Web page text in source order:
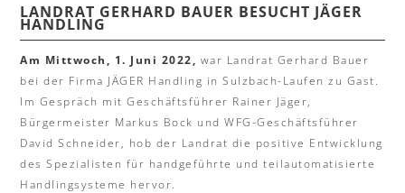
LANDRAT GERHARD BAUER BESUCHT JÄGER
HANDLING
Am Mittwoch, 1. Juni 2022, war Landrat Gerhard Bauer
bei der Firma JÄGER Handling in Sulzbach-Laufen zu Gast.
Im Gespräch mit Geschäftsführer Rainer Jäger,
Bürgermeister Markus Bock und WFG-Geschäftsführer
David Schneider, hob der Landrat die positive Entwicklung
des Spezialisten für handgeführte und teilautomatisierte
Handlingsysteme hervor.